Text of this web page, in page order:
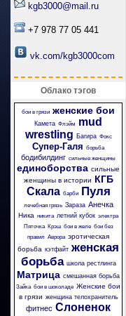
kgb3000@mail.ru
+7 978 77 05 441
vk.com/kgb3000com
Облако тэгов
бои в грязи женские бои
Камета Флэйм
mud
wrestling Багира Фокс
Супер-Галя борьба
бодибилдинг сильные женщины
единоборства сильные
женщины в истории КГБ
Скала барби Пуля
лечебная грязь Зараза Анечка
Ника никита летний кубок электра
Пяточка
Крэш бои в желе бои без
правил Аврора эротическая
борьба кэтфайт женская
борьба школа рестлинга
Матрица смешанная борьба
Зайка бои в шоколаде Женские бои
в грязи женщина телохранитель
фитнес Слоненок